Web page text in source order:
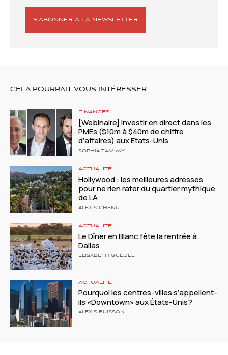
S’ABONNER À LA NEWSLETTER
CELA POURRAIT VOUS INTÉRESSER
FINANCES
[Webinaire] Investir en direct dans les
PMEs ($10m à $40m de chiffre
d’affaires) aux Etats-Unis
SOPHIA TAMIMY
ACTUALITÉ
Hollywood : les meilleures adresses
pour ne rien rater du quartier mythique
de LA
ALEXIS CHENU
ACTUALITÉ
Le Dîner en Blanc fête la rentrée à
Dallas
ELISABETH GUÉDEL
ACTUALITÉ
Pourquoi les centres-villes s’appellent-
ils «Downtown» aux États-Unis?
ALEXIS BUISSON